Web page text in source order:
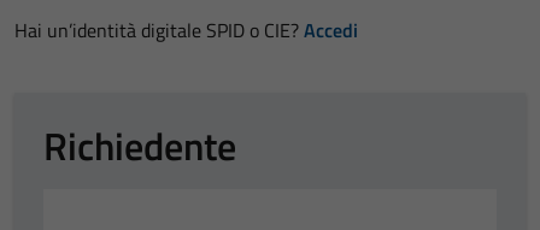
Hai un’identità digitale SPID o CIE?Accedi
Richiedente